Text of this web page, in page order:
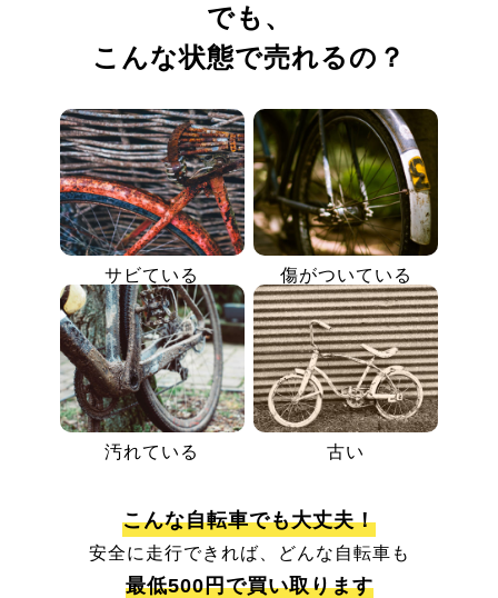
でも、
こんな状態で売れるの？
サビている 傷がついている
汚れている 古い
こんな自転車でも大丈夫！
安全に走行できれば、どんな自転車も
最低500円で買い取ります